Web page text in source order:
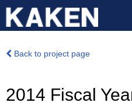
Back to project page
2014 Fiscal